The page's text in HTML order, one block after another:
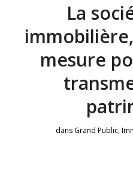
La
mesure
dans Grand Public,